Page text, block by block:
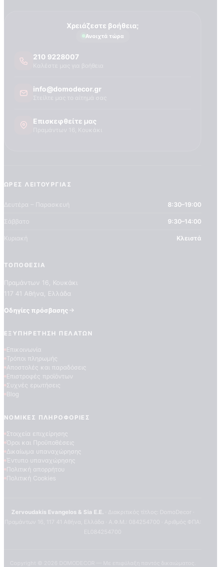
ΠΟΙΟΤΗΤΕΣ ΤΑΠΕΤΣΑΡΙΩΝ
Χρειάζεστε βοήθεια;
Ανοιχτά τώρα
210 9228007
info@domodecor.gr
Επισκεφθείτε μας
ΏΡΕΣ ΛΕΙΤΟΥΡΓΊΑΣ
Δευτέρα – Παρασκευή 8:30–19:00
Σάββατο 9:30–14:00
Κυριακή Κλειστά
ΤΟΠΟΘΕΣΊΑ
Πραμάντων 16, Κουκάκι
117 41 Αθήνα, Ελλάδα
Οδηγίες πρόσβασης
ΕΞΥΠΗΡΈΤΗΣΗ ΠΕΛΑΤΏΝ
Επικοινωνία
Τρόποι πληρωμής
Αποστολές και παραδόσεις
Επιστροφές προϊόντων
Συχνές ερωτήσεις
Blog
ΝΟΜΙΚΈΣ ΠΛΗΡΟΦΟΡΊΕΣ
Στοιχεία επιχείρησης
Όροι και Προϋποθέσεις
Δικαίωμα υπαναχώρησης
Έντυπο υπαναχώρησης
Πολιτική απορρήτου
Πολιτική Cookies
Zervoudakis Evangelos & Sia E.E.